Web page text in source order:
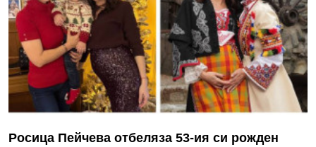
Росица Пейчева отбеляза 53-ия си рожден